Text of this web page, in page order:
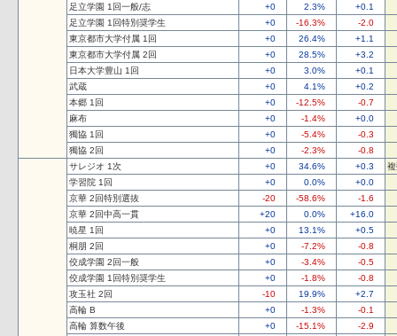
足立学園 1回一般/志
+0 2.3%
+0.1
足立学園 1回特別奨学生
+0 -16.3%
-2.0
東京都市大学付属 1回
+0 26.4%
+1.1
東京都市大学付属 2回
+0 28.5%
+3.2
日本大学豊山 1回
+0 3.0%
+0.1
武蔵
+0 4.1%
+0.2
本郷 1回
+0 -12.5%
-0.7
麻布
+0 -1.4%
+0.0
獨協 1回
+0 -5.4%
-0.3
獨協 2回
+0 -2.3% -0.8
サレジオ 1次 +0 34.6% +0.3
学習院 1回
+0 0.0%
+0.0
京華 2回特別選抜
-20 -58.6%
-1.6
京華 2回中高一貫
+20 0.0%
+16.0
暁星 1回
+0 13.1%
+0.5
桐朋 2回
+0 -7.2%
-0.8
佼成学園 2回一般
+0 -3.4%
-0.5
佼成学園 1回特別奨学生
+0 -1.8%
-0.8
攻玉社 2回
-10 19.9%
+2.7
高輪 B
+0 -1.3%
-0.1
高輪 算数午後
+0 -15.1%
-2.9